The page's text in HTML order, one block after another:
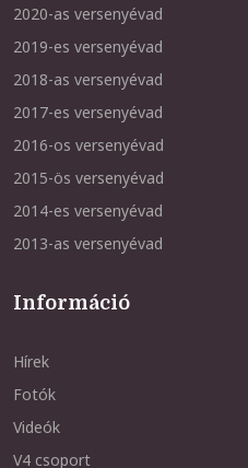
2020-as versenyévad
2019-es versenyévad
2018-as versenyévad
2017-es versenyévad
2016-os versenyévad
2015-ös versenyévad
2014-es versenyévad
2013-as versenyévad
Információ
Hírek
Fotók
Videók
V4 csoport